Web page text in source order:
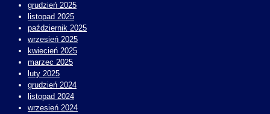
grudzień 2025
listopad 2025
październik 2025
wrzesień 2025
kwiecień 2025
marzec 2025
luty 2025
grudzień 2024
listopad 2024
wrzesień 2024